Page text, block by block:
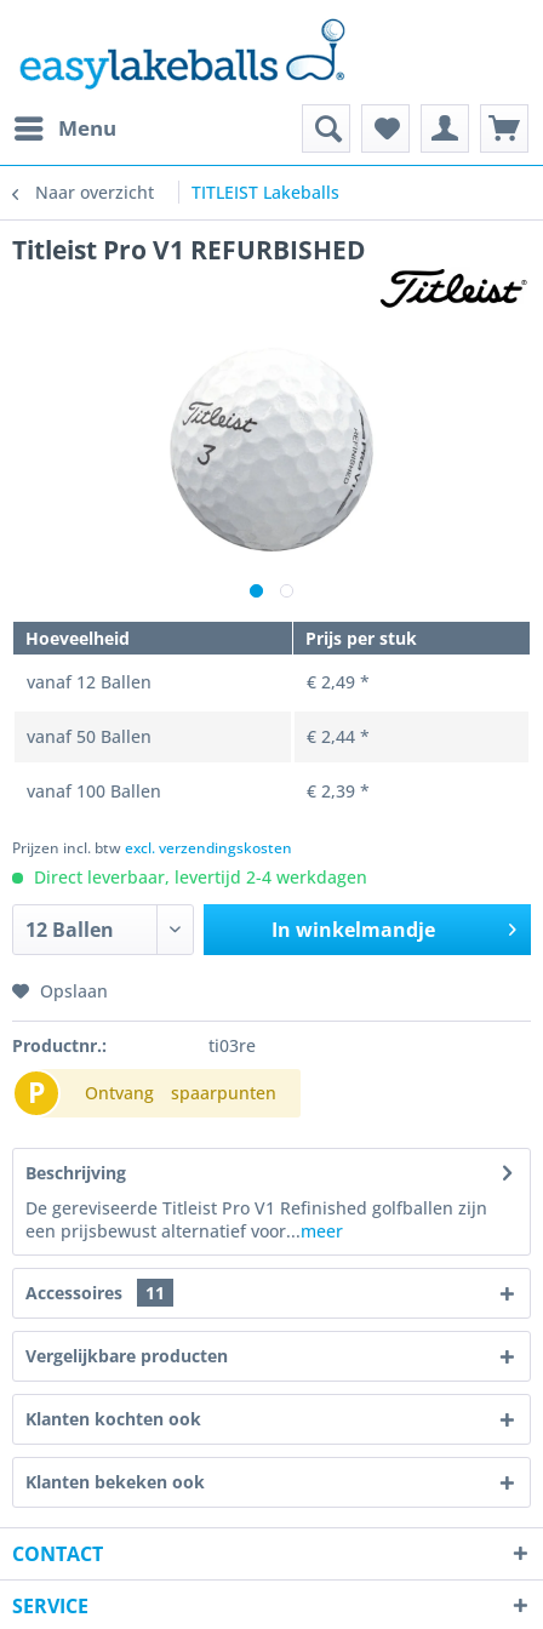
Menu
Naar overzicht TITLEIST Lakeballs
Titleist Pro V1 REFURBISHED
Hoeveelheid
Prijs per stuk
vanaf 12 Ballen € 2,49 *
vanaf 50 Ballen € 2,44 *
vanaf 100 Ballen € 2,39 *
Prijzen incl. btwexcl. verzendingskosten
Direct leverbaar, levertijd 2-4 werkdagen
In winkelmandje
Opslaan
Productnr.: ti03re
P Ontvang spaarpunten
Beschrijving
De gereviseerde Titleist Pro V1 Refinished golfballen zijn
een prijsbewust alternatief voor...meer
Accessoires 11
Vergelijkbare producten
Klanten kochten ook
Klanten bekeken ook
CONTACT
SERVICE